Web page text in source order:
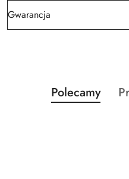
Gwarancja
Pomiń karuzelę
Produkty
o
Polecamy